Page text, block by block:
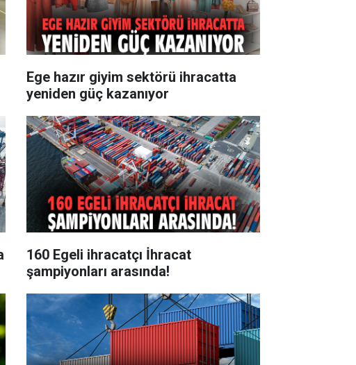
Ege hazır giyim sektörü ihracatta
yeniden güç kazanıyor
160 Egeli ihracatçı İhracat
şampiyonları arasında!